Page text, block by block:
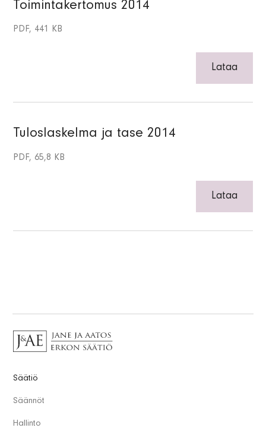
Toimintakertomus 2014
PDF, 441 KB
Lataa
Tuloslaskelma ja tase 2014
PDF, 65,8 KB
Lataa
Säätiö
Säännöt
Hallinto